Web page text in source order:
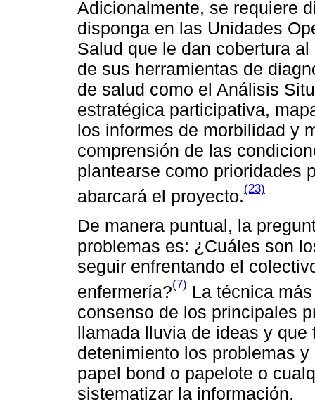
Adicionalmente, se requiere
disponga en las Unidades
Salud que le dan cobertura
de sus herramientas de
de salud como el Análisis
estratégica participativa,
los informes de morbilidad y
comprensión de las
plantearse como prioridades
abarcará el proyecto.(23)
De manera puntual, la
problemas es: ¿Cuáles son
seguir enfrentando el
enfermería?(7) La técnica
consenso de los principales
llamada lluvia de ideas y
detenimiento los problemas
papel bond o papelote o
sistematizar la información.